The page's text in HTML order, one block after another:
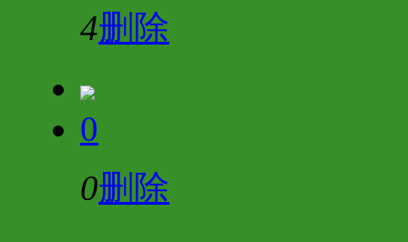
4删除
0
0删除